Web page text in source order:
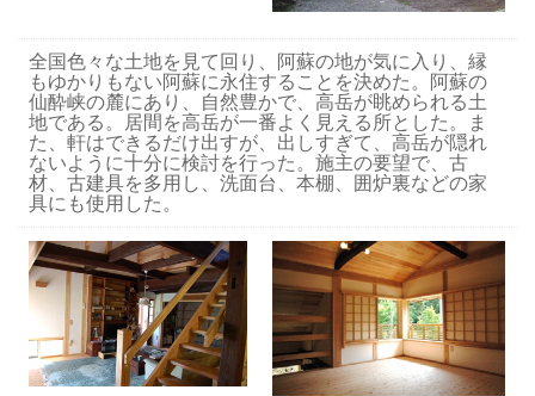
全国色々な土地を見て回り、阿蘇の地が気に入り、縁
もゆかりもない阿蘇に永住することを決めた。阿蘇の
仙酔峡の麓にあり、自然豊かで、高岳が眺められる土
地である。居間を高岳が一番よく見える所とした。ま
た、軒はできるだけ出すが、出しすぎて、高岳が隠れ
ないように十分に検討を行った。施主の要望で、古
材、古建具を多用し、洗面台、本棚、囲炉裏などの家
具にも使用した。